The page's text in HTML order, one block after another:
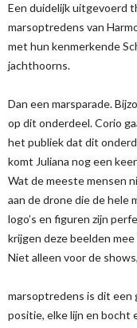
Een duidelijk uitgevoerd
marsoptredens van
met hun kenmerkende
jachthoorns.
Dan een marsparade.
op dit onderdeel. Corio
het publiek dat dit
komt Juliana nog een
Wat de meeste mensen
aan de drone die de hele
logo’s en figuren zijn
krijgen deze beelden
Niet alleen voor de
marsoptredens is dit een
positie, elke lijn en bocht